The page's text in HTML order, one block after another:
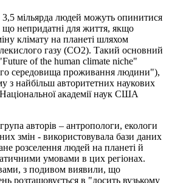
3,5 мільярда людей можуть опинитися
непридатні для життя, якщо
клімату на планеті шляхом
газу (СО2). Такий основний
of the human climate niche"
середовища проживання людини"),
з найбільш авторитетних наукових
академії наук США
авторів – антропологи, екологи
змін - використовувала бази даних
розселення людей на планеті й
умовами в цих регіонах.
з подивом виявили, що
розташовується в "досить вузькому